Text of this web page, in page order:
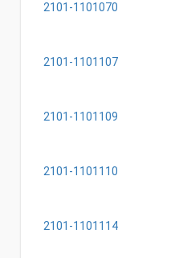
2101-1101070
2101-1101107
2101-1101109
2101-1101110
2101-1101114